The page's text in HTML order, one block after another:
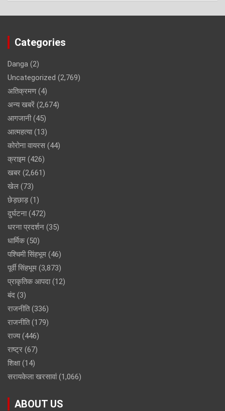
Categories
Danga (2)
Uncategorized (2,769)
अतिक्रमण(4)
अन्य खबरें (2,674)
आगजानी(45)
आत्महत्या(13)
कोरोना वायरस (44)
क्राइम (426)
खबर (2,661)
खेल (73)
छेड़छाड़(1)
दुर्घटना(472)
धरना प्रदर्शन (35)
धार्मिक(50)
पश्चिमी सिंहभूम (46)
पूर्वी सिंहभूम (3,873)
प्राकृतिक आपदा(12)
बंद (3)
राजनीति(336)
राजनीति(179)
राज्य(446)
राष्ट्र (67)
शिक्षा(14)
सरायकेला खरसावां(1,066)
ABOUT US